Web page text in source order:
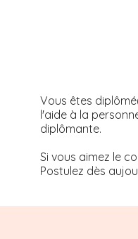
Vous êtes
l'aide à la
diplômante.
Si vous aimez le
Postulez dès